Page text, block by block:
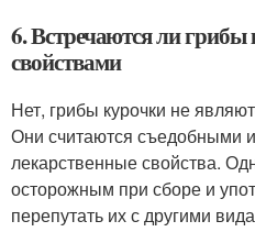
6. Встречаются ли
свойствами
Нет, грибы курочки не
Они считаются съедобными
лекарственные свойства.
осторожным при сборе и
перепутать их с другими